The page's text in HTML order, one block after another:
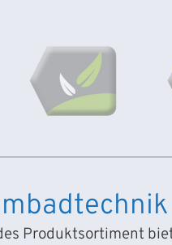
Produktsortiment